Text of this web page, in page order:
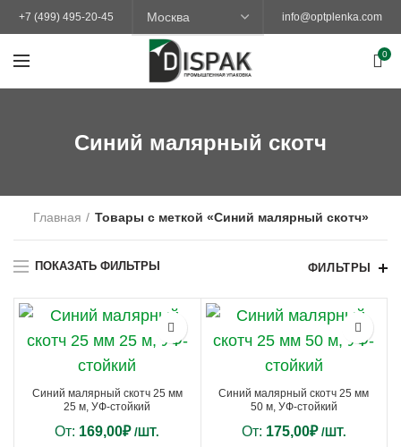
+7 (499) 495-20-45 info@optplenka.com
0
Синий малярный скотч
Главная Товары с меткой «Синий малярный скотч»
ПОКАЗАТЬ ФИЛЬТРЫ ФИЛЬТРЫ
Синий малярный скотч 25 мм
25 м, УФ-стойкий
От: 169,00₽ /ШТ.
Синий малярный скотч 25 мм
50 м, УФ-стойкий
От: 175,00₽ /ШТ.